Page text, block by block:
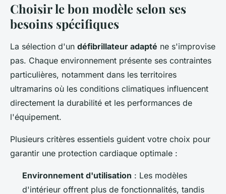
Choisir le bon modèle selon ses
besoins spécifiques
La sélection d'un défibrillateur adapté ne s'improvise
pas. Chaque environnement présente ses contraintes
particulières, notamment dans les territoires
ultramarins où les conditions climatiques influencent
directement la durabilité et les performances de
l'équipement.
Plusieurs critères essentiels guident votre choix pour
garantir une protection cardiaque optimale :
Environnement d'utilisation : Les modèles
d'intérieur offrent plus de fonctionnalités, tandis